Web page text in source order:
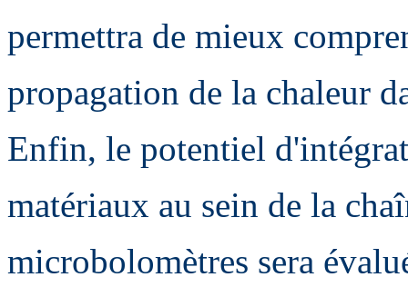
permettra de mieux
propagation de la chaleur
Enfin, le potentiel
matériaux au sein de la
microbolomètres sera